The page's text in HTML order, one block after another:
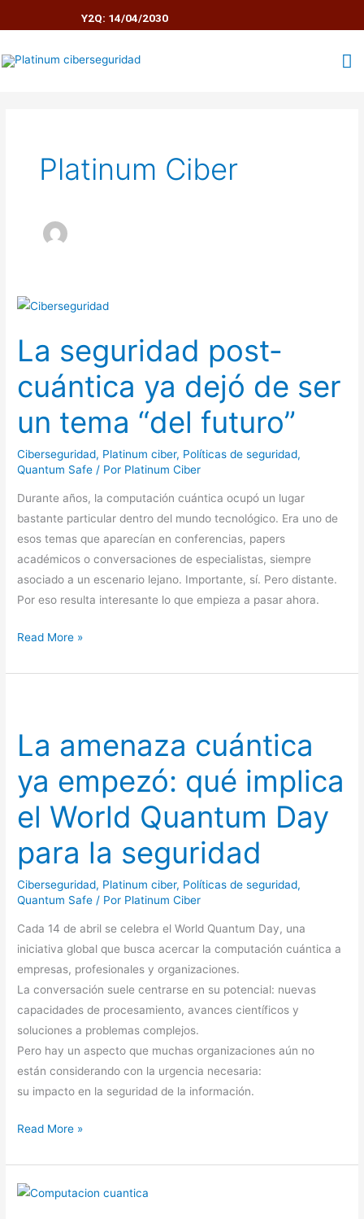
al
Y2Q: 14/04/2030
Platinum Ciber
La seguridad post-
cuántica ya dejó de ser
un tema “del futuro”
Ciberseguridad, Platinum ciber, Políticas de seguridad,
Quantum Safe / Por Platinum Ciber
Durante años, la computación cuántica ocupó un lugar
bastante particular dentro del mundo tecnológico. Era uno de
esos temas que aparecían en conferencias, papers
académicos o conversaciones de especialistas, siempre
asociado a un escenario lejano. Importante, sí. Pero distante.
Por eso resulta interesante lo que empieza a pasar ahora.
La
post-
cuántica
ya
de
ser
un
Read More »
La amenaza cuántica
ya empezó: qué implica
el World Quantum Day
para la seguridad
Ciberseguridad, Platinum ciber, Políticas de seguridad,
Quantum Safe / Por Platinum Ciber
Cada 14 de abril se celebra el World Quantum Day, una
iniciativa global que busca acercar la computación cuántica a
empresas, profesionales y organizaciones.
La conversación suele centrarse en su potencial: nuevas
capacidades de procesamiento, avances científicos y
soluciones a problemas complejos.
Pero hay un aspecto que muchas organizaciones aún no
están considerando con la urgencia necesaria:
su impacto en la seguridad de la información.
cuántica
empezó:
qué
implica
World
Quantum
Day
para
la
seguridad
Read More »
La